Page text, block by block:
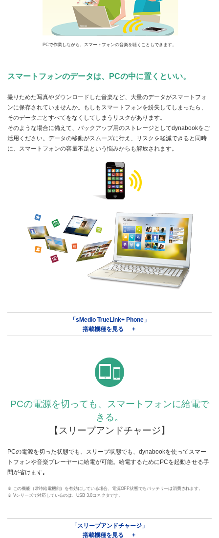
PCで作業しながら、スマートフォンの音楽を聴くこともできます。
スマートフォンのデータは、PCの中に置くといい。
撮りためた写真やダウンロードした音楽など、大量のデータがスマートフォ
ンに保存されていませんか。もしもスマートフォンを紛失してしまったら、
そのデータごとすべてをなくしてしまうリスクがあります。
そのような場合に備えて、バックアップ用のストレージとしてdynabookをご
活用ください。データの移動がスムーズに行え、リスクを軽減できると同時
に、スマートフォンの容量不足という悩みからも解放されます。
「sMedio TrueLink+ Phone」
搭載機種を見る
PCの電源を切っても、スマートフォンに給電で
きる。
【スリープアンドチャージ】
PCの電源を切った状態でも、スリープ状態でも、dynabookを使ってスマー
トフォンや音楽プレーヤーに給電が可能。給電するためにPCを起動させる手
間が省けます｡
※ この機能（常時給電機能）を有効にしている場合、電源OFF状態でもバッテリーは消費されます。
※ Vシリーズで対応しているのは、USB 3.0コネクタです。
「スリープアンドチャージ」
搭載機種を見る